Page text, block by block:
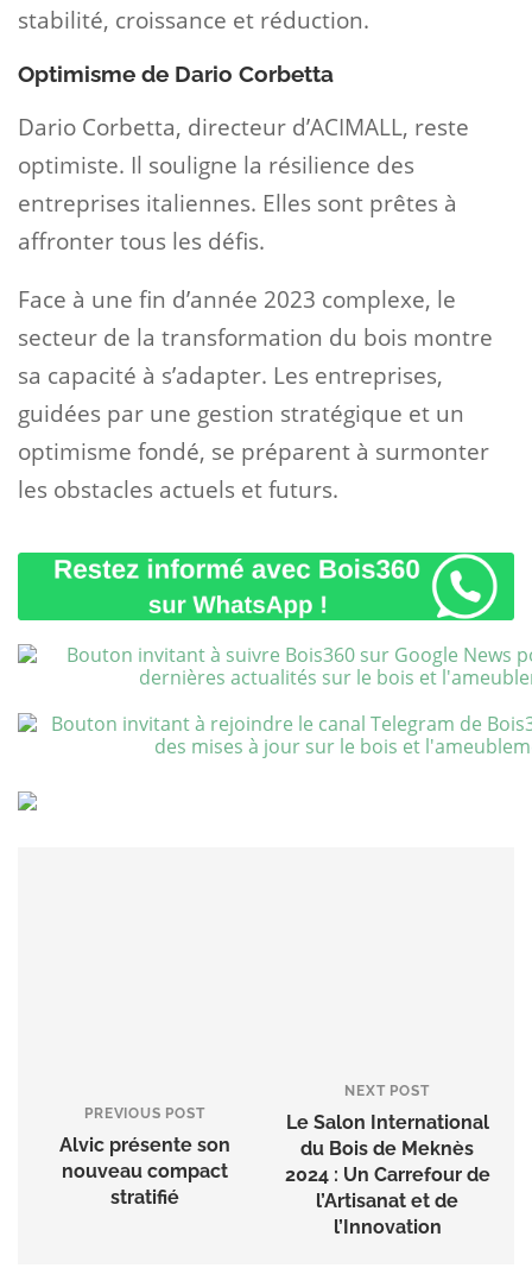
stabilité, croissance et réduction.
Optimisme de Dario Corbetta
Dario Corbetta, directeur d’ACIMALL, reste
optimiste. Il souligne la résilience des
entreprises italiennes. Elles sont prêtes à
affronter tous les défis.
Face à une fin d’année 2023 complexe, le
secteur de la transformation du bois montre
sa capacité à s’adapter. Les entreprises,
guidées par une gestion stratégique et un
optimisme fondé, se préparent à surmonter
les obstacles actuels et futurs.
PREVIOUS POST
Alvic présente son
nouveau compact
stratifié
NEXT POST
Le Salon International
du Bois de Meknès
2024 : Un Carrefour de
l’Artisanat et de
l’Innovation